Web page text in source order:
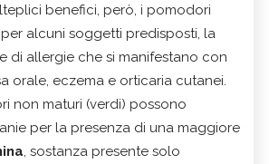
benefici, però, i pomodori
alcuni soggetti predisposti, la
di allergie che si manifestano con
orale, eczema e orticaria cutanei.
non maturi (verdi) possono
per la presenza di una maggiore
, sostanza presente solo